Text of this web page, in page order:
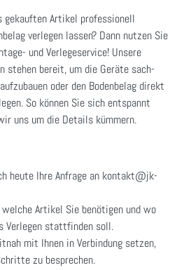
gekauften Artikel professionell
verlegen lassen? Dann nutzen Sie
und Verlegeservice! Unsere
stehen bereit, um die Geräte sach-
oder den Bodenbelag direkt
So können Sie sich entspannt
uns um die Details kümmern.
heute Ihre Anfrage an kontakt@jk-
Artikel Sie benötigen und wo
Verlegen stattfinden soll.
mit Ihnen in Verbindung setzen,
zu besprechen.